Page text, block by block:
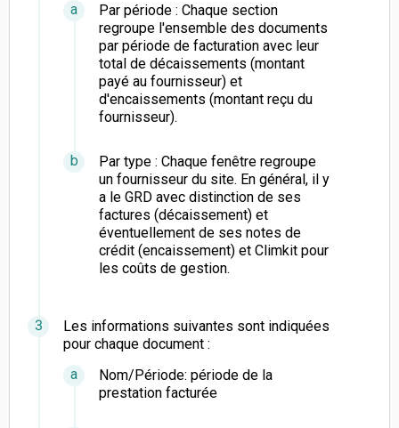
Par période : Chaque section
regroupe l'ensemble des documents
par période de facturation avec leur
total de décaissements (montant
payé au fournisseur) et
d'encaissements (montant reçu du
fournisseur).
Par type : Chaque fenêtre regroupe
un fournisseur du site. En général, il y
a le GRD avec distinction de ses
factures (décaissement) et
éventuellement de ses notes de
crédit (encaissement) et Climkit pour
les coûts de gestion.
Les informations suivantes sont indiquées
pour chaque document :
Nom/Période: période de la
prestation facturée